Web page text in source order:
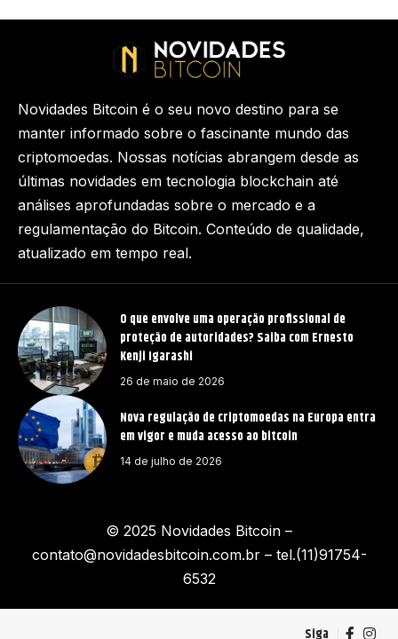
O que envolve uma operação profissional de
proteção de autoridades? Saiba com Ernesto
Kenji Igarashi
26 de maio de 2026
Nova regulação de criptomoedas na Europa entra
em vigor e muda acesso ao bitcoin
14 de julho de 2026
Novidades Bitcoin é o seu novo destino para se
manter informado sobre o fascinante mundo das
criptomoedas. Nossas notícias abrangem desde as
últimas novidades em tecnologia blockchain até
análises aprofundadas sobre o mercado e a
regulamentação do Bitcoin. Conteúdo de qualidade,
atualizado em tempo real.
© 2025 Novidades Bitcoin –
contato@novidadesbitcoin.com.br– tel.(11)91754-
6532
Siga